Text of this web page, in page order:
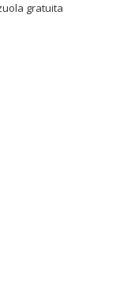
gratuita